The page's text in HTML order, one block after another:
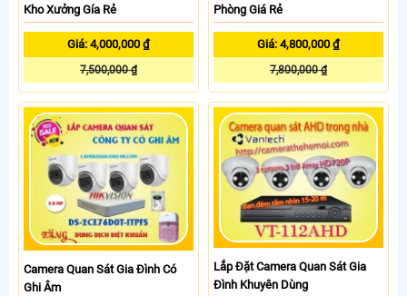
Kho Xưởng Gía Rẻ
Giá: 4,000,000 ₫
7,500,000 ₫
Phòng Giá Rẻ
Giá: 4,800,000 ₫
7,800,000 ₫
Camera Quan Sát Gia Đình Có
Ghi Âm
Lắp Đặt Camera Quan Sát Gia
Đình Khuyên Dùng